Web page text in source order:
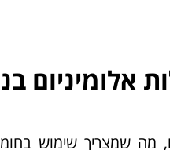
אלומיניום
שמצריך שימוש